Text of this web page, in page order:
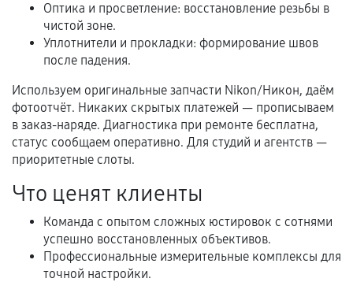
Нарушение правил эксплуатации,
механические повреждения, попадание влаги,
перегрев, коррозия.
третьих лиц.
Естественный износ деталей, если иное не
предусмотрено отдельно.
Обращение после окончания гарантийного
срока.
отдельных условиях.
Оптика и просветление: восстановление резьбы в
чистой зоне.
Уплотнители и прокладки: формирование швов
после падения.
Используем оригинальные запчасти Nikon/Никон, даём
фотоотчёт. Никаких скрытых платежей — прописываем
в заказ-наряде. Диагностика при ремонте бесплатна,
статус сообщаем оперативно. Для студий и агентств —
приоритетные слоты.
Что ценят клиенты
Команда с опытом сложных юстировок с сотнями
успешно восстановленных объективов.
Профессиональные измерительные комплексы для
точной настройки.